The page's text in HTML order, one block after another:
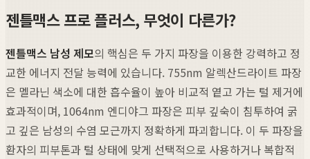
젠틀맥스 프로 플러스, 무엇이 다른가?
젠틀맥스 남성 제모의 핵심은 두 가지 파장을 이용한 강력하고 정
교한 에너지 전달 능력에 있습니다. 755nm 알렉산드라이트 파장
은 멜라닌 색소에 대한 흡수율이 높아 비교적 옅고 가는 털 제거에
효과적이며, 1064nm 엔디야그 파장은 피부 깊숙이 침투하여 굵
고 깊은 남성의 수염 모근까지 정확하게 파괴합니다. 이 두 파장을
환자의 피부톤과 털 상태에 맞게 선택적으로 사용하거나 복합적